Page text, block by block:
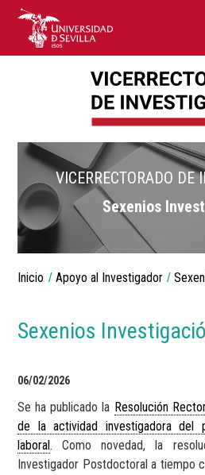
VICERRECTORADO DE
Sexenios
Breadcrumbs
You
Inicio Apoyo al Investigador
Sexenios
06/02/2026
Se ha publicado la Resolución
de la actividad investigadora del
laboral. Como novedad, la
Investigador Postdoctoral a tiempo